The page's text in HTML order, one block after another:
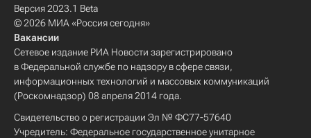
Версия 2023.1 Beta
© 2026 МИА «Россия сегодня»
Вакансии
Сетевое издание РИА Новости зарегистрировано
в Федеральной службе по надзору в сфере связи,
информационных технологий и массовых коммуникаций
(Роскомнадзор) 08 апреля 2014 года.
Свидетельство о регистрации Эл № ФС77-57640
Учредитель: Федеральное государственное унитарное